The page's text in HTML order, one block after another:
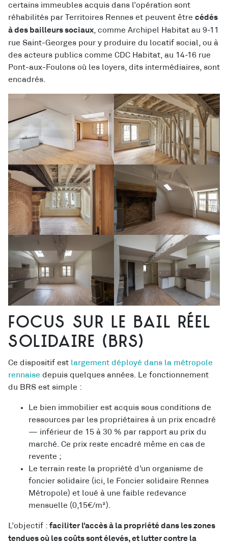
certains immeubles acquis dans l’opération sont
réhabilités par Territoires Rennes et peuvent être cédés
à des bailleurs sociaux , comme Archipel Habitat au 9-11
rue Saint-Georges pour y produire du locatif social, ou à
des acteurs publics comme CDC Habitat, au 14-16 rue
Pont-aux-Foulons où les loyers, dits intermédiaires, sont
encadrés.
Focus sur le bail réel
solidaire (BRS)
Ce dispositif est largement déployé dans la métropole
rennaise depuis quelques années. Le fonctionnement
du BRS est simple :
Le bien immobilier est acquis sous conditions de
ressources par les propriétaires à un prix encadré
— inférieur de 15 à 30 % par rapport au prix du
marché. Ce prix reste encadré même en cas de
revente ;
Le terrain reste la propriété d’un organisme de
foncier solidaire (ici, le Foncier solidaire Rennes
Métropole) et loué à une faible redevance
mensuelle (0,15€/m²).
L’objectif : faciliter l’accès à la propriété dans les zones
tendues où les coûts sont élevés, et lutter contre la